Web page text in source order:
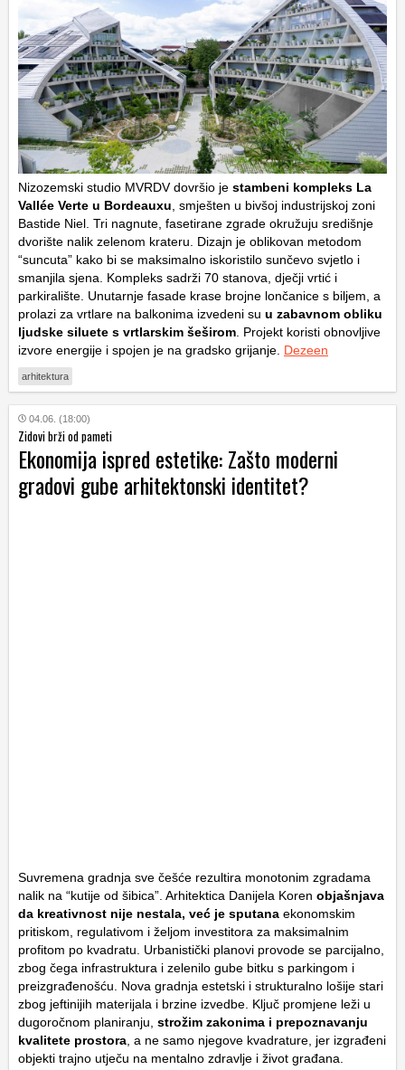
Nizozemski studio MVRDV dovršio je stambeni kompleks La
Vallée Verte u Bordeauxu , smješten u bivšoj industrijskoj zoni
Bastide Niel. Tri nagnute, fasetirane zgrade okružuju središnje
dvorište nalik zelenom krateru. Dizajn je oblikovan metodom
“suncuta” kako bi se maksimalno iskoristilo sunčevo svjetlo i
smanjila sjena. Kompleks sadrži 70 stanova, dječji vrtić i
parkiralište. Unutarnje fasade krase brojne lončanice s biljem, a
prolazi za vrtlare na balkonima izvedeni su u zabavnom obliku
ljudske siluete s vrtlarskim šeširom . Projekt koristi obnovljive
izvore energije i spojen je na gradsko grijanje. Dezeen
arhitektura
04.06. (18:00)
Zidovi brži od pameti
Ekonomija ispred estetike: Zašto moderni
gradovi gube arhitektonski identitet?
Suvremena gradnja sve češće rezultira monotonim zgradama
nalik na “kutije od šibica”. Arhitektica Danijela Koren objašnjava
da kreativnost nije nestala, već je sputana ekonomskim
pritiskom, regulativom i željom investitora za maksimalnim
profitom po kvadratu. Urbanistički planovi provode se parcijalno,
zbog čega infrastruktura i zelenilo gube bitku s parkingom i
preizgrađenošću. Nova gradnja estetski i strukturalno lošije stari
zbog jeftinijih materijala i brzine izvedbe. Ključ promjene leži u
dugoročnom planiranju, strožim zakonima i prepoznavanju
kvalitete prostora , a ne samo njegove kvadrature, jer izgrađeni
objekti trajno utječu na mentalno zdravlje i život građana.